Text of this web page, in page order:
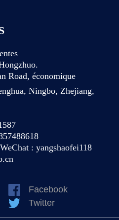
Road, économique
Ningbo, Zhejiang,
: yangshaofei118
Facebook
Twitter